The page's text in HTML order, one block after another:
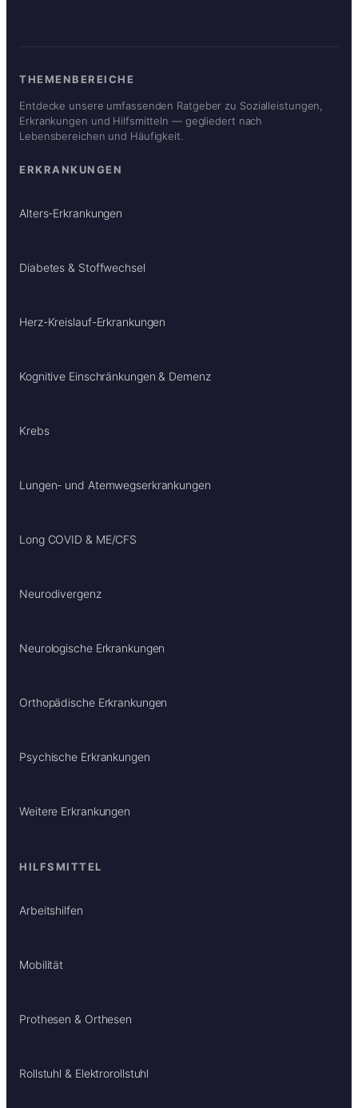
THEMENBEREICHE
Entdecke unsere umfassenden Ratgeber zu Sozialleistungen,
Erkrankungen und Hilfsmitteln — gegliedert nach
Lebensbereichen und Häufigkeit.
ERKRANKUNGEN
Alters-Erkrankungen
Diabetes & Stoffwechsel
Herz-Kreislauf-Erkrankungen
Kognitive Einschränkungen & Demenz
Krebs
Lungen- und Atemwegserkrankungen
Long COVID & ME/CFS
Neurodivergenz
Neurologische Erkrankungen
Orthopädische Erkrankungen
Psychische Erkrankungen
Weitere Erkrankungen
HILFSMITTEL
Arbeitshilfen
Mobilität
Prothesen & Orthesen
Rollstuhl & Elektrorollstuhl